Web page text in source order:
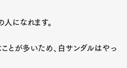
になれます。
とが多いため、白サンダルはやっ